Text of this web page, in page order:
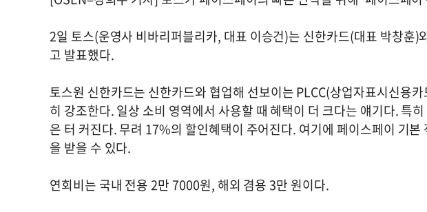
2일 토스(운영사 비바리퍼블리카, 대표 이승건)는 신한카드(대표 박창훈)
고 발표했다.
토스원 신한카드는 신한카드와 협업해 선보이는 PLCC(상업자표시신용
히 강조한다. 일상 소비 영역에서 사용할 때 혜택이 더 크다는 얘기다. 특
은 터 커진다. 무려 17%의 할인혜택이 주어진다. 여기에 페이스페이 기
을 받을 수 있다.
연회비는 국내 전용 2만 7000원, 해외 겸용 3만 원이다.